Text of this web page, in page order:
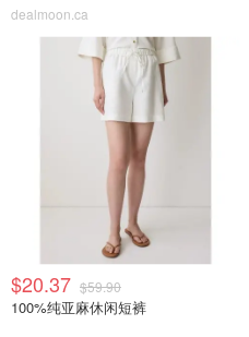
dealmoon.ca
$20.37 $59.90
100%纯亚麻休闲短裤